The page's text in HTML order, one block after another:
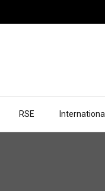
RSE International